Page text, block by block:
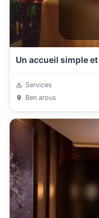
Un accueil simple
Services
Ben arous